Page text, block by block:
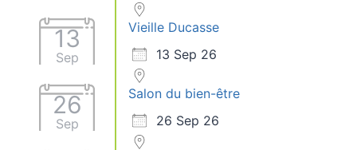
13
Sep
Vieille Ducasse
13 Sep 26
26
Sep
Salon du bien-être
26 Sep 26